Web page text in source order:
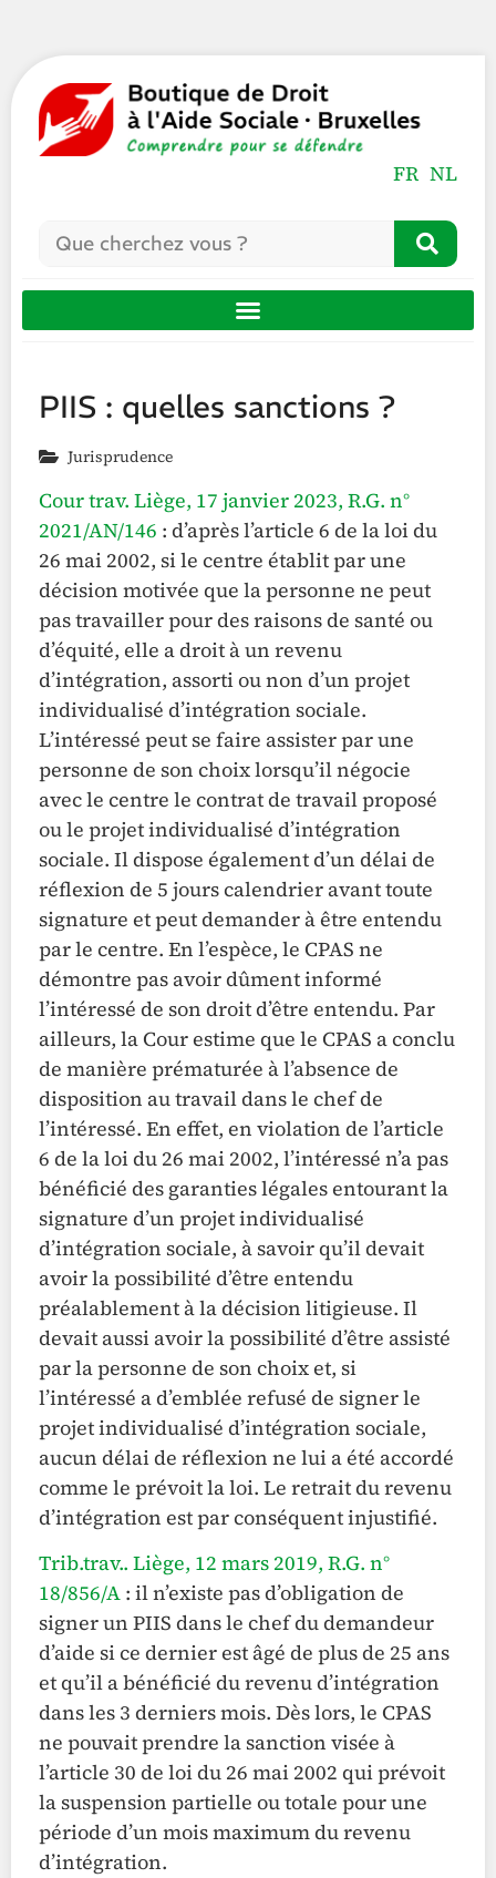
FR NL
PIIS : quelles sanctions ?
Jurisprudence
Cour trav. Liège, 17 janvier 2023, R.G. n°
2021/AN/146 : d’après l’article 6 de la loi du
26 mai 2002, si le centre établit par une
décision motivée que la personne ne peut
pas travailler pour des raisons de santé ou
d’équité, elle a droit à un revenu
d’intégration, assorti ou non d’un projet
individualisé d’intégration sociale.
L’intéressé peut se faire assister par une
personne de son choix lorsqu’il négocie
avec le centre le contrat de travail proposé
ou le projet individualisé d’intégration
sociale. Il dispose également d’un délai de
réflexion de 5 jours calendrier avant toute
signature et peut demander à être entendu
par le centre. En l’espèce, le CPAS ne
démontre pas avoir dûment informé
l’intéressé de son droit d’être entendu. Par
ailleurs, la Cour estime que le CPAS a conclu
de manière prématurée à l’absence de
disposition au travail dans le chef de
l’intéressé. En effet, en violation de l’article
6 de la loi du 26 mai 2002, l’intéressé n’a pas
bénéficié des garanties légales entourant la
signature d’un projet individualisé
d’intégration sociale, à savoir qu’il devait
avoir la possibilité d’être entendu
préalablement à la décision litigieuse. Il
devait aussi avoir la possibilité d’être assisté
par la personne de son choix et, si
l’intéressé a d’emblée refusé de signer le
projet individualisé d’intégration sociale,
aucun délai de réflexion ne lui a été accordé
comme le prévoit la loi. Le retrait du revenu
d’intégration est par conséquent injustifié.
Trib.trav.. Liège, 12 mars 2019, R.G. n°
18/856/A : il n’existe pas d’obligation de
signer un PIIS dans le chef du demandeur
d’aide si ce dernier est âgé de plus de 25 ans
et qu’il a bénéficié du revenu d’intégration
dans les 3 derniers mois. Dès lors, le CPAS
ne pouvait prendre la sanction visée à
l’article 30 de loi du 26 mai 2002 qui prévoit
la suspension partielle ou totale pour une
période d’un mois maximum du revenu
d’intégration.